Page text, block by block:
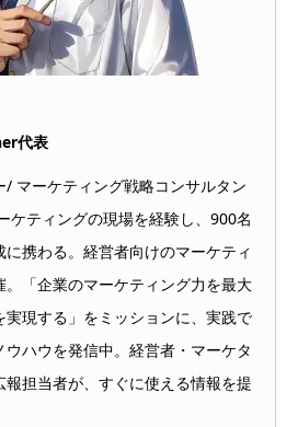
代表
マーケティング戦略コンサルタン
ケティングの現場を経験し、900名
携わる。経営者向けのマーケティ
。「企業のマーケティング力を最大
現する」をミッションに、実践で
ウハウを発信中。経営者・マーケタ
担当者が、すぐに使える情報を提